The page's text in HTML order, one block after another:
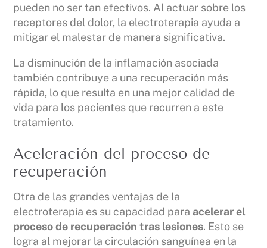
pueden no ser tan efectivos. Al actuar sobre los
receptores del dolor, la electroterapia ayuda a
mitigar el malestar de manera significativa.
La disminución de la inflamación asociada
también contribuye a una recuperación más
rápida, lo que resulta en una mejor calidad de
vida para los pacientes que recurren a este
tratamiento.
Aceleración del proceso de
recuperación
Otra de las grandes ventajas de la
electroterapia es su capacidad paraacelerar el
proceso de recuperación tras lesiones. Esto se
logra al mejorar la circulación sanguínea en la